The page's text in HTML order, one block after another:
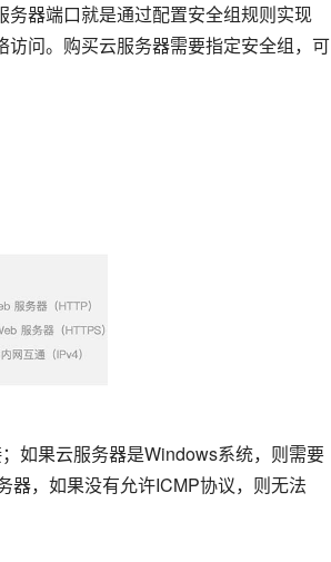
器端口就是通过配置安全组规则实现
问。购买云服务器需要指定安全组，可
如果云服务器是Windows系统，则需要
器，如果没有允许ICMP协议，则无法